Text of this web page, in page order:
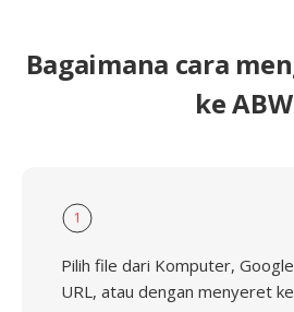
Bagaimana cara
ke ABW
1
Pilih file dari Komputer,
URL, atau dengan menyeret